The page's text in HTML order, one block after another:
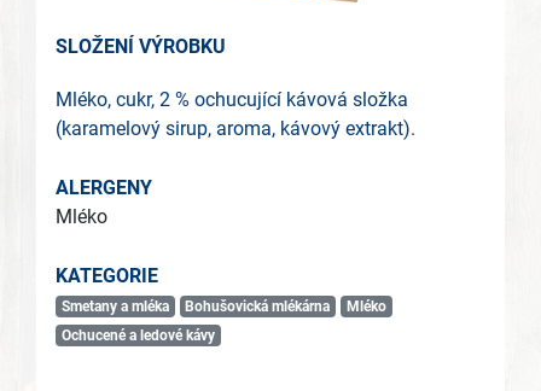
SLOŽENÍ VÝROBKU
Mléko, cukr, 2 % ochucující kávová složka
(karamelový sirup, aroma, kávový extrakt).
ALERGENY
Mléko
KATEGORIE
Smetany a mléka Bohušovická mlékárna
Mléko
Ochucené a ledové kávy